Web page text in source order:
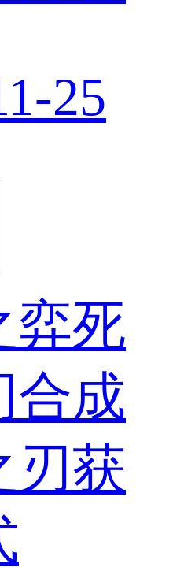
25
弈死
合成
刃获